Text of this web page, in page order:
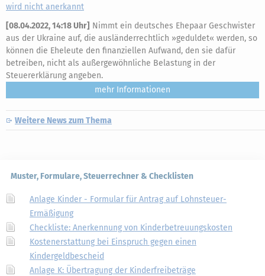
wird nicht anerkannt
[08.04.2022, 14:18 Uhr] Nimmt ein deutsches Ehepaar Geschwister
aus der Ukraine auf, die ausländerrechtlich »geduldet« werden, so
können die Eheleute den finanziellen Aufwand, den sie dafür
betreiben, nicht als außergewöhnliche Belastung in der
Steuererklärung angeben.
mehr
Weitere News zum Thema
Muster, Formulare, Steuerrechner & Checklisten
Anlage Kinder - Formular für Antrag auf Lohnsteuer-
Ermäßigung
Checkliste: Anerkennung von Kinderbetreuungskosten
Kostenerstattung bei Einspruch gegen einen
Kindergeldbescheid
Anlage K: Übertragung der Kinderfreibeträge